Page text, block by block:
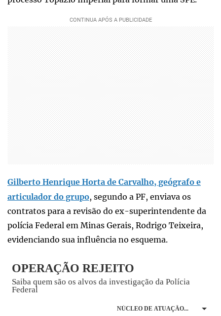
Gilberto Henrique Horta de Carvalho, geógrafo e
articulador do grupo, segundo a PF, enviava os
contratos para a revisão do ex-superintendente da
polícia Federal em Minas Gerais, Rodrigo Teixeira,
evidenciando sua influência no esquema.